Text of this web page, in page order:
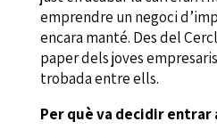
emprendre un negoci
encara manté. Des del
paper dels joves
trobada entre ells.
Per què va decidir entrar